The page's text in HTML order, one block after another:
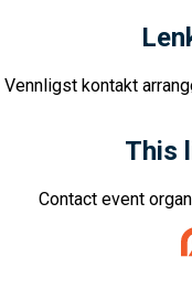
Vennligst kontakt
This
Contact event